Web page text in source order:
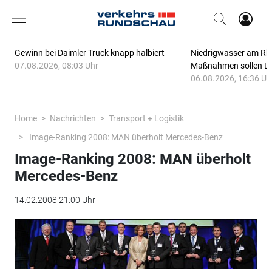
Gewinn bei Daimler Truck knapp halbiert
07.08.2026, 08:03 Uhr
Niedrigwasser am
Maßnahmen sollen
06.08.2026, 16:36
Home Nachrichten
Transport + Logistik
Image-Ranking 2008: MAN überholt Mercedes-Benz
Image-Ranking 2008: MAN überholt
Mercedes-Benz
14.02.2008 21:00 Uhr